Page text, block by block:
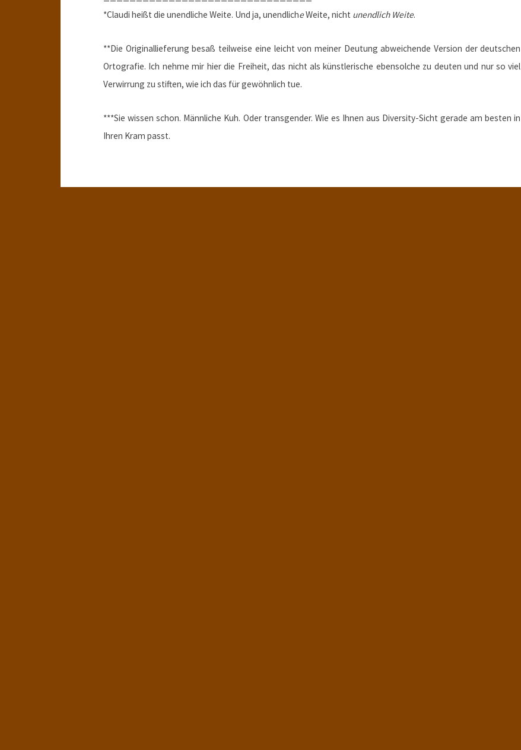
*Claudi heißt die unendliche Weite. Und ja, unendlicheWeite, nicht unendlich Weite.
**Die Originallieferung besaß teilweise eine leicht von meiner Deutung abweichende Version der deutschen
Ortografie. Ich nehme mir hier die Freiheit, das nicht als künstlerische ebensolche zu deuten und nur so viel
Verwirrung zu stiften, wie ich das für gewöhnlich tue.
***Sie wissen schon. Männliche Kuh. Oder transgender. Wie es Ihnen aus Diversity-Sicht gerade am besten in
Ihren Kram passt.